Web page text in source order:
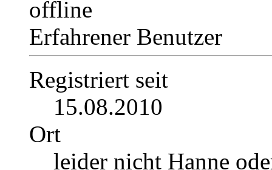
Erfahrener Benutzer
Registriert seit
15.08.2010
Ort
leider nicht Hanne